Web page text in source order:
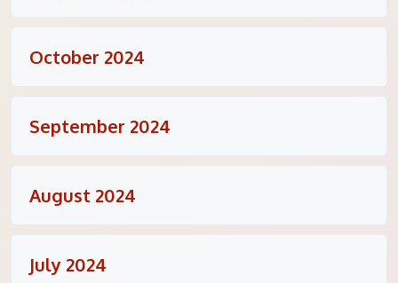
October 2024
September 2024
August 2024
July 2024